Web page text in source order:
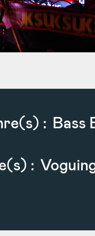
: Bass
: